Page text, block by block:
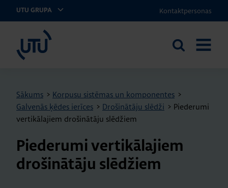
UTU GRUPA Kontaktpersonas
Meklēt
Sākums > Korpusu sistēmas un komponentes >
Galvenās ķēdes ierīces > Drošinātāju slēdži > Piederumi
vertikālajiem drošinātāju slēdžiem
Pie­de­rumi ver­ti­kā­la­jiem
dro­ši­nā­tāju slēdžiem